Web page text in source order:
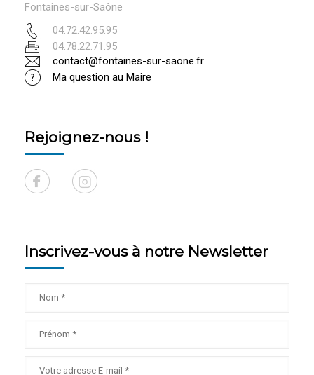
Fontaines-sur-Saône
04.72.42.95.95
04.78.22.71.95
contact@fontaines-sur-saone.fr
Ma question au Maire
Rejoignez-nous !
Inscrivez-vous à notre Newsletter